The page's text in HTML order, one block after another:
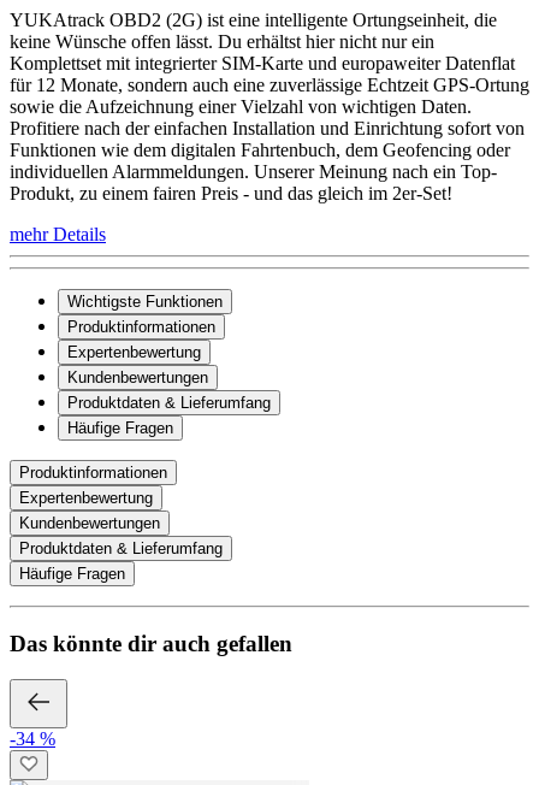
YUKAtrack OBD2 (2G) ist eine intelligente Ortungseinheit, die
keine Wünsche offen lässt. Du erhältst hier nicht nur ein
Komplettset mit integrierter SIM-Karte und europaweiter Datenflat
für 12 Monate, sondern auch eine zuverlässige Echtzeit GPS-Ortung
sowie die Aufzeichnung einer Vielzahl von wichtigen Daten.
Profitiere nach der einfachen Installation und Einrichtung sofort von
Funktionen wie dem digitalen Fahrtenbuch, dem Geofencing oder
individuellen Alarmmeldungen. Unserer Meinung nach ein Top-
Produkt, zu einem fairen Preis - und das gleich im 2er-Set!
mehr Details
Wichtigste Funktionen
Produktinformationen
Expertenbewertung
Kundenbewertungen
Produktdaten & Lieferumfang
Häufige Fragen
Produktinformationen
Expertenbewertung
Kundenbewertungen
Produktdaten & Lieferumfang
Häufige Fragen
Das könnte dir auch gefallen
-34 %